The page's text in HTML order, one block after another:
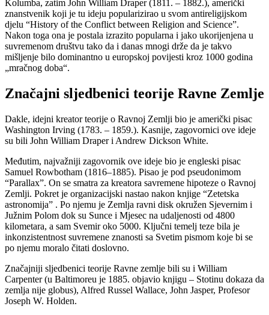
Kolumba, zatim John William Draper (1811. – 1882.), američki
znanstvenik koji je tu ideju popularizirao u svom antireligijskom
djelu “History of the Conflict between Religion and Science”.
Nakon toga ona je postala izrazito popularna i jako ukorijenjena u
suvremenom društvu tako da i danas mnogi drže da je takvo
mišljenje bilo dominantno u europskoj povijesti kroz 1000 godina
„mračnog doba“.
Značajni sljedbenici teorije Ravne Zemlje
Dakle, idejni kreator teorije o Ravnoj Zemlji bio je američki pisac
Washington Irving (1783. – 1859.). Kasnije, zagovornici ove ideje
su bili John William Draper i Andrew Dickson White.
Međutim, najvažniji zagovornik ove ideje bio je engleski pisac
Samuel Rowbotham (1816–1885). Pisao je pod pseudonimom
“Parallax”. On se smatra za kreatora savremene hipoteze o Ravnoj
Zemlji. Pokret je organizacijski nastao nakon knjige “Zetetska
astronomija” . Po njemu je Zemlja ravni disk okružen Sjevernim i
Južnim Polom dok su Sunce i Mjesec na udaljenosti od 4800
kilometara, a sam Svemir oko 5000. Ključni temelj teze bila je
inkonzistentnost suvremene znanosti sa Svetim pismom koje bi se
po njemu moralo čitati doslovno.
Značajniji sljedbenici teorije Ravne zemlje bili su i William
Carpenter (u Baltimoreu je 1885. objavio knjigu – Stotinu dokaza da
zemlja nije globus), Alfred Russel Wallace, John Jasper, Profesor
Joseph W. Holden.